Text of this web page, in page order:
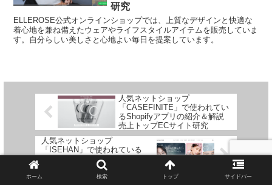
研究
ELLEROSE公式オンラインショップでは、上質なデザインと快適な
着心地を兼ね備えたウェアやライフスタイルアイテムを販売していま
す。自分らしい美しさと心地よい毎日を提案しています。
人気ネットショップ
「CASEFINITE」で使われてい
るShopifyアプリの紹介＆解説
売上トップECサイト研究
人気ネットショップ
「ISEHAN」で使われている
Shopifyアプリの紹介＆解説売
上トップECサイト研究
ホーム 検索 トップ サイドバー